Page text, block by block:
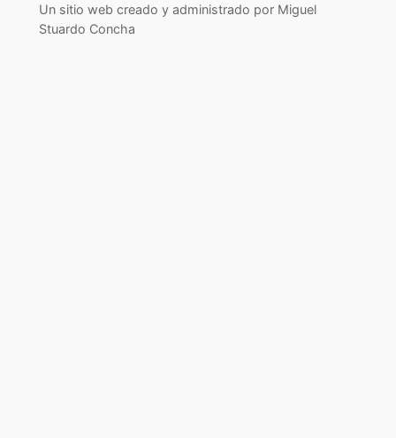
Un sitio web creado y administrado por Miguel
Stuardo Concha